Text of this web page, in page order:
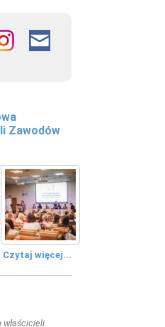
Zawodów
Czytaj więcej...